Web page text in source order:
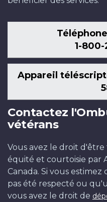
1-
Appareil
Contactez
vétérans
Vous avez le droit
équité et courtoisie par
Canada. Si vous
pas été respecté ou
vous avez le droit de